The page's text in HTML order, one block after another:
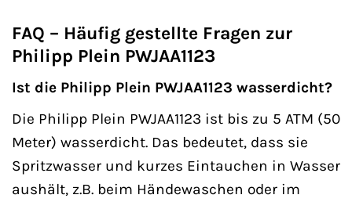
FAQ – Häufig gestellte Fragen zur
Philipp Plein PWJAA1123
Ist die Philipp Plein PWJAA1123 wasserdicht?
Die Philipp Plein PWJAA1123 ist bis zu 5 ATM (50
Meter) wasserdicht. Das bedeutet, dass sie
Spritzwasser und kurzes Eintauchen in Wasser
aushält, z.B. beim Händewaschen oder im